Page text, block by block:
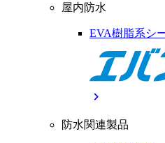
屋内防水
EVA樹脂系シ
chevron_right
防水関連製品